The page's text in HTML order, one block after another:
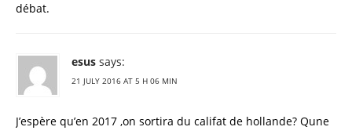
débat.
esus says:
21 JULY 2016 AT 5 H 06 MIN
J’espère qu’en 2017 ,on sortira du califat de hollande? Qune